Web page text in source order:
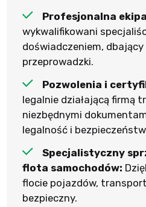
Profesjonalna
wykwalifikowani
doświadczeniem,
przeprowadzki.
Pozwolenia i
legalnie działającą firmą
niezbędnymi
legalność i
Specjalistyczny
flota samochodów:
flocie pojazdów,
bezpieczny.